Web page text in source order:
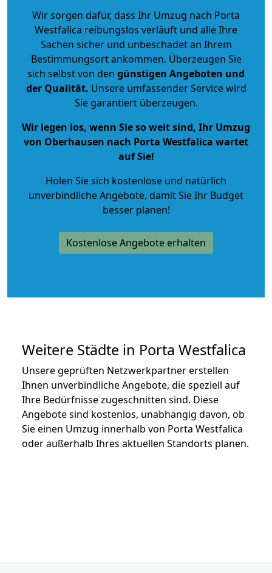
Wir sorgen dafür, dass Ihr Umzug nach Porta
Westfalica reibungslos verläuft und alle Ihre
Sachen sicher und unbeschadet an Ihrem
Bestimmungsort ankommen. Überzeugen Sie
sich selbst von den günstigen Angeboten und
der Qualität. Unsere umfassender Service wird
Sie garantiert überzeugen.
Wir legen los, wenn Sie so weit sind, Ihr Umzug
von Oberhausen nach Porta Westfalica wartet
auf Sie!
Holen Sie sich kostenlose und natürlich
unverbindliche Angebote, damit Sie Ihr Budget
besser planen!
Kostenlose Angebote erhalten
Weitere Städte in Porta Westfalica
Unsere geprüften Netzwerkpartner erstellen
Ihnen unverbindliche Angebote, die speziell auf
Ihre Bedürfnisse zugeschnitten sind. Diese
Angebote sind kostenlos, unabhängig davon, ob
Sie einen Umzug innerhalb von Porta Westfalica
oder außerhalb Ihres aktuellen Standorts planen.